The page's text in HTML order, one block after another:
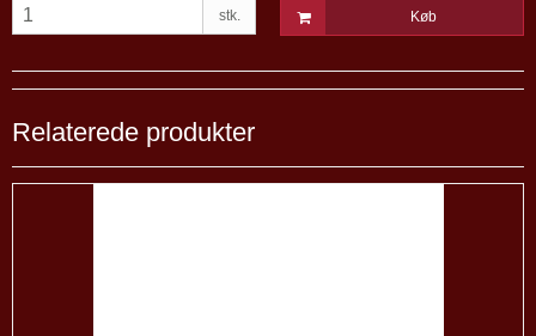
stk. Køb
Relaterede produkter